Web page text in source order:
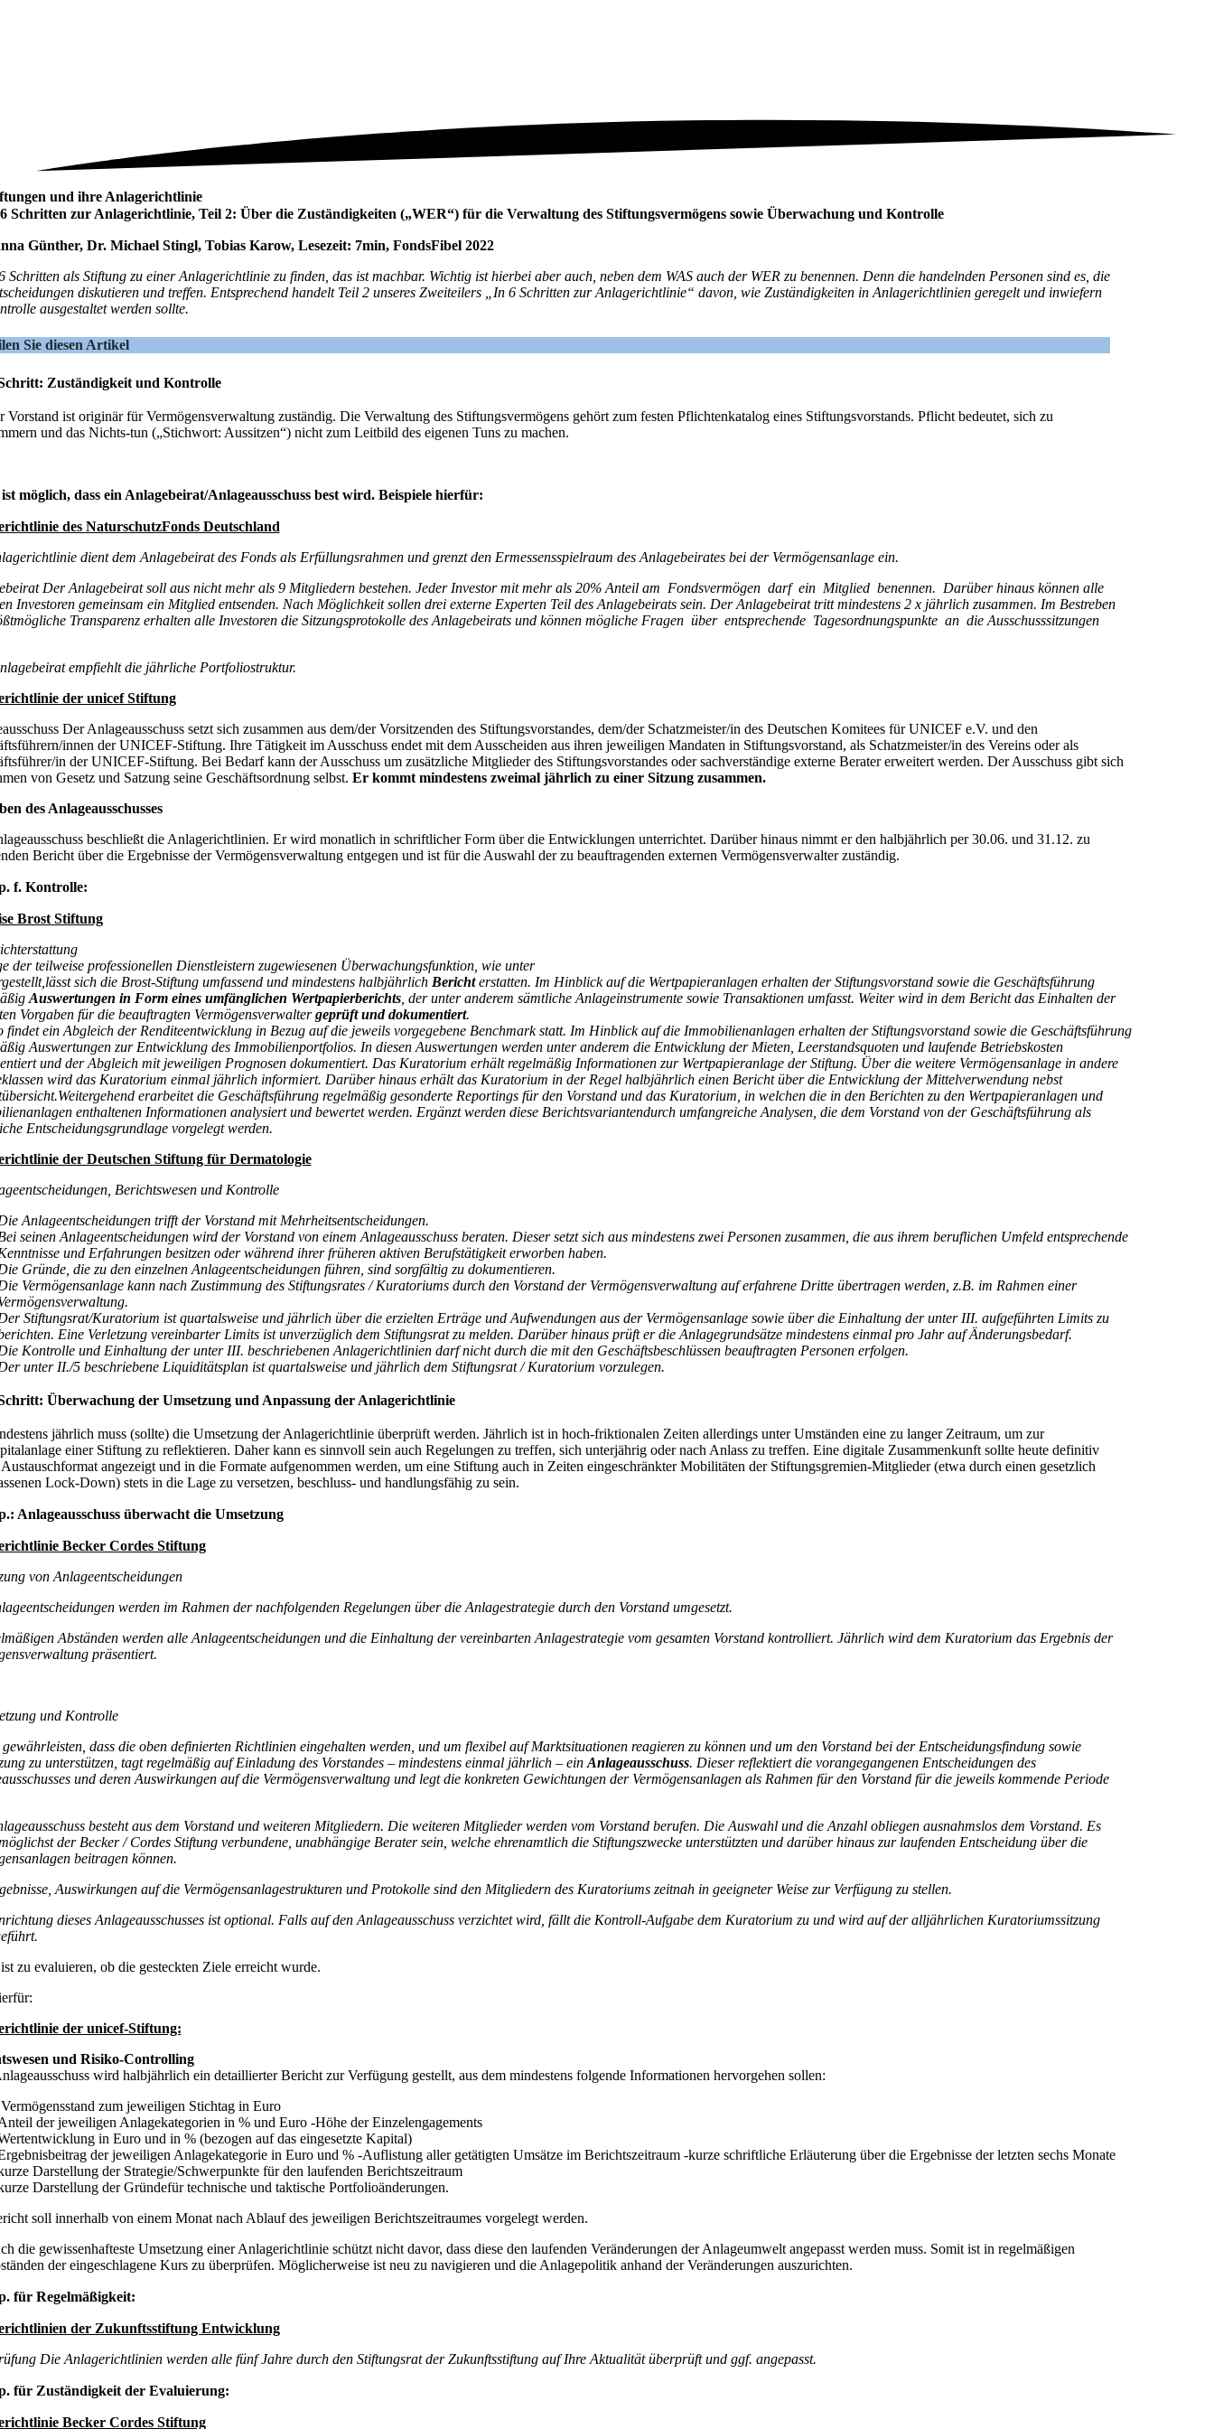
und ihre Anlagerichtlinie
Schritten zur Anlagerichtlinie, Teil 2: Über die Zuständigkeiten („WER“) für die Verwaltung des Stiftungsvermögens sowie Überwachung und Kontrolle
Günther, Dr. Michael Stingl, Tobias Karow, Lesezeit: 7min, FondsFibel 2022
Schritten als Stiftung zu einer Anlagerichtlinie zu finden, das ist machbar. Wichtig ist hierbei aber auch, neben dem WAS auch der WER zu benennen. Denn die handelnden Personen sind es, die
diskutieren und treffen. Entsprechend handelt Teil 2 unseres Zweiteilers „In 6 Schritten zur Anlagerichtlinie“ davon, wie Zuständigkeiten in Anlagerichtlinien geregelt und inwiefern
ausgestaltet werden sollte.
Sie diesen Artikel
Zuständigkeit und Kontrolle
Vorstand ist originär für Vermögensverwaltung zuständig. Die Verwaltung des Stiftungsvermögens gehört zum festen Pflichtenkatalog eines Stiftungsvorstands. Pflicht bedeutet, sich zu
und das Nichts-tun („Stichwort: Aussitzen“) nicht zum Leitbild des eigenen Tuns zu machen.
ist möglich, dass ein Anlagebeirat/Anlageausschuss best wird. Beispiele hierfür:
des NaturschutzFonds Deutschland
dient dem Anlagebeirat des Fonds als Erfüllungsrahmen und grenzt den Ermessensspielraum des Anlagebeirates bei der Vermögensanlage ein.
Der Anlagebeirat soll aus nicht mehr als 9 Mitgliedern bestehen. Jeder Investor mit mehr als 20% Anteil am Fondsvermögen darf ein Mitglied benennen. Darüber hinaus können alle
Investoren gemeinsam ein Mitglied entsenden. Nach Möglichkeit sollen drei externe Experten Teil des Anlagebeirats sein. Der Anlagebeirat tritt mindestens 2 x jährlich zusammen. Im Bestreben
Transparenz erhalten alle Investoren die Sitzungsprotokolle des Anlagebeirats und können mögliche Fragen über entsprechende Tagesordnungspunkte an die Ausschusssitzungen
empfiehlt die jährliche Portfoliostruktur.
der unicef Stiftung
Der Anlageausschuss setzt sich zusammen aus dem/der Vorsitzenden des Stiftungsvorstandes, dem/der Schatzmeister/in des Deutschen Komitees für UNICEF e.V. und den
innen der UNICEF-Stiftung. Ihre Tätigkeit im Ausschuss endet mit dem Ausscheiden aus ihren jeweiligen Mandaten in Stiftungsvorstand, als Schatzmeister/in des Vereins oder als
in der UNICEF-Stiftung. Bei Bedarf kann der Ausschuss um zusätzliche Mitglieder des Stiftungsvorstandes oder sachverständige externe Berater erweitert werden. Der Ausschuss gibt sich
von Gesetz und Satzung seine Geschäftsordnung selbst. Er kommt mindestens zweimal jährlich zu einer Sitzung zusammen.
des Anlageausschusses
beschließt die Anlagerichtlinien. Er wird monatlich in schriftlicher Form über die Entwicklungen unterrichtet. Darüber hinaus nimmt er den halbjährlich per 30.06. und 31.12. zu
Bericht über die Ergebnisse der Vermögensverwaltung entgegen und ist für die Auswahl der zu beauftragenden externen Vermögensverwalter zuständig.
f. Kontrolle:
Brost Stiftung
der teilweise professionellen Dienstleistern zugewiesenen Überwachungsfunktion, wie unter
sich die Brost-Stiftung umfassend und mindestens halbjährlich Berichterstatten. Im Hinblick auf die Wertpapieranlagen erhalten der Stiftungsvorstand sowie die Geschäftsführung
Auswertungen in Form eines umfänglichen Wertpapierberichts, der unter anderem sämtliche Anlageinstrumente sowie Transaktionen umfasst. Weiter wird in dem Bericht das Einhalten der
Vorgaben für die beauftragten Vermögensverwaltergeprüft und dokumentiert.
findet ein Abgleich der Renditeentwicklung in Bezug auf die jeweils vorgegebene Benchmark statt. Im Hinblick auf die Immobilienanlagen erhalten der Stiftungsvorstand sowie die Geschäftsführung
Auswertungen zur Entwicklung des Immobilienportfolios. In diesen Auswertungen werden unter anderem die Entwicklung der Mieten, Leerstandsquoten und laufende Betriebskosten
und der Abgleich mit jeweiligen Prognosen dokumentiert. Das Kuratorium erhält regelmäßig Informationen zur Wertpapieranlage der Stiftung. Über die weitere Vermögensanlage in andere
wird das Kuratorium einmal jährlich informiert. Darüber hinaus erhält das Kuratorium in der Regel halbjährlich einen Bericht über die Entwicklung der Mittelverwendung nebst
erarbeitet die Geschäftsführung regelmäßig gesonderte Reportings für den Vorstand und das Kuratorium, in welchen die in den Berichten zu den Wertpapieranlagen und
enthaltenen Informationen analysiert und bewertet werden. Ergänzt werden diese Berichtsvariantendurch umfangreiche Analysen, die dem Vorstand von der Geschäftsführung als
Entscheidungsgrundlage vorgelegt werden.
der Deutschen Stiftung für Dermatologie
Berichtswesen und Kontrolle
Anlageentscheidungen trifft der Vorstand mit Mehrheitsentscheidungen.
seinen Anlageentscheidungen wird der Vorstand von einem Anlageausschuss beraten. Dieser setzt sich aus mindestens zwei Personen zusammen, die aus ihrem beruflichen Umfeld entsprechende
und Erfahrungen besitzen oder während ihrer früheren aktiven Berufstätigkeit erworben haben.
Gründe, die zu den einzelnen Anlageentscheidungen führen, sind sorgfältig zu dokumentieren.
Vermögensanlage kann nach Zustimmung des Stiftungsrates / Kuratoriums durch den Vorstand der Vermögensverwaltung auf erfahrene Dritte übertragen werden, z.B. im Rahmen einer
Stiftungsrat/Kuratorium ist quartalsweise und jährlich über die erzielten Erträge und Aufwendungen aus der Vermögensanlage sowie über die Einhaltung der unter III. aufgeführten Limits zu
Eine Verletzung vereinbarter Limits ist unverzüglich dem Stiftungsrat zu melden. Darüber hinaus prüft er die Anlagegrundsätze mindestens einmal pro Jahr auf Änderungsbedarf.
Kontrolle und Einhaltung der unter III. beschriebenen Anlagerichtlinien darf nicht durch die mit den Geschäftsbeschlüssen beauftragten Personen erfolgen.
unter II./5 beschriebene Liquiditätsplan ist quartalsweise und jährlich dem Stiftungsrat / Kuratorium vorzulegen.
Überwachung der Umsetzung und Anpassung der Anlagerichtlinie
jährlich muss (sollte) die Umsetzung der Anlagerichtlinie überprüft werden. Jährlich ist in hoch-friktionalen Zeiten allerdings unter Umständen eine zu langer Zeitraum, um zur
einer Stiftung zu reflektieren. Daher kann es sinnvoll sein auch Regelungen zu treffen, sich unterjährig oder nach Anlass zu treffen. Eine digitale Zusammenkunft sollte heute definitiv
Austauschformat angezeigt und in die Formate aufgenommen werden, um eine Stiftung auch in Zeiten eingeschränkter Mobilitäten der Stiftungsgremien-Mitglieder (etwa durch einen gesetzlich
Lock-Down) stets in die Lage zu versetzen, beschluss- und handlungsfähig zu sein.
Anlageausschuss überwacht die Umsetzung
Becker Cordes Stiftung
von Anlageentscheidungen
werden im Rahmen der nachfolgenden Regelungen über die Anlagestrategie durch den Vorstand umgesetzt.
Abständen werden alle Anlageentscheidungen und die Einhaltung der vereinbarten Anlagestrategie vom gesamten Vorstand kontrolliert. Jährlich wird dem Kuratorium das Ergebnis der
präsentiert.
und Kontrolle
dass die oben definierten Richtlinien eingehalten werden, und um flexibel auf Marktsituationen reagieren zu können und um den Vorstand bei der Entscheidungsfindung sowie
zu unterstützen, tagt regelmäßig auf Einladung des Vorstandes – mindestens einmal jährlich – ein Anlageausschuss. Dieser reflektiert die vorangegangenen Entscheidungen des
und deren Auswirkungen auf die Vermögensverwaltung und legt die konkreten Gewichtungen der Vermögensanlagen als Rahmen für den Vorstand für die jeweils kommende Periode
besteht aus dem Vorstand und weiteren Mitgliedern. Die weiteren Mitglieder werden vom Vorstand berufen. Die Auswahl und die Anzahl obliegen ausnahmslos dem Vorstand. Es
der Becker / Cordes Stiftung verbundene, unabhängige Berater sein, welche ehrenamtlich die Stiftungszwecke unterstützten und darüber hinaus zur laufenden Entscheidung über die
beitragen können.
Auswirkungen auf die Vermögensanlagestrukturen und Protokolle sind den Mitgliedern des Kuratoriums zeitnah in geeigneter Weise zur Verfügung zu stellen.
dieses Anlageausschusses ist optional. Falls auf den Anlageausschuss verzichtet wird, fällt die Kontroll-Aufgabe dem Kuratorium zu und wird auf der alljährlichen Kuratoriumssitzung
zu evaluieren, ob die gesteckten Ziele erreicht wurde.
der unicef-Stiftung:
und Risiko-Controlling
wird halbjährlich ein detaillierter Bericht zur Verfügung gestellt, aus dem mindestens folgende Informationen hervorgehen sollen:
zum jeweiligen Stichtag in Euro
der jeweiligen Anlagekategorien in % und Euro -Höhe der Einzelengagements
in Euro und in % (bezogen auf das eingesetzte Kapital)
der jeweiligen Anlagekategorie in Euro und % -Auflistung aller getätigten Umsätze im Berichtszeitraum -kurze schriftliche Erläuterung über die Ergebnisse der letzten sechs Monate
Darstellung der Strategie/Schwerpunkte für den laufenden Berichtszeitraum
Darstellung der Gründefür technische und taktische Portfolioänderungen.
soll innerhalb von einem Monat nach Ablauf des jeweiligen Berichtszeitraumes vorgelegt werden.
die gewissenhafteste Umsetzung einer Anlagerichtlinie schützt nicht davor, dass diese den laufenden Veränderungen der Anlageumwelt angepasst werden muss. Somit ist in regelmäßigen
der eingeschlagene Kurs zu überprüfen. Möglicherweise ist neu zu navigieren und die Anlagepolitik anhand der Veränderungen auszurichten.
für Regelmäßigkeit:
der Zukunftsstiftung Entwicklung
Die Anlagerichtlinien werden alle fünf Jahre durch den Stiftungsrat der Zukunftsstiftung auf Ihre Aktualität überprüft und ggf. angepasst.
für Zuständigkeit der Evaluierung:
Becker Cordes Stiftung